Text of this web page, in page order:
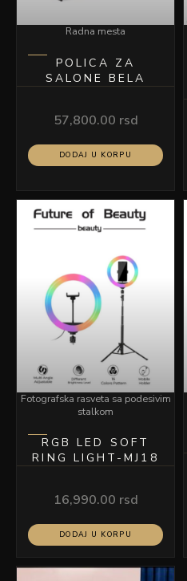
Radna mesta
POLICA ZA
SALONE BELA
57,800.00 rsd
DODAJ U KORPU
Fotografska rasveta sa podesivim
stalkom
RGB LED SOFT
RING LIGHT-MJ18
16,990.00 rsd
DODAJ U KORPU